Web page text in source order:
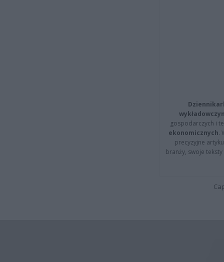
gospodarczych i
ekonomicznych.
precyzyjne
branży, swoje